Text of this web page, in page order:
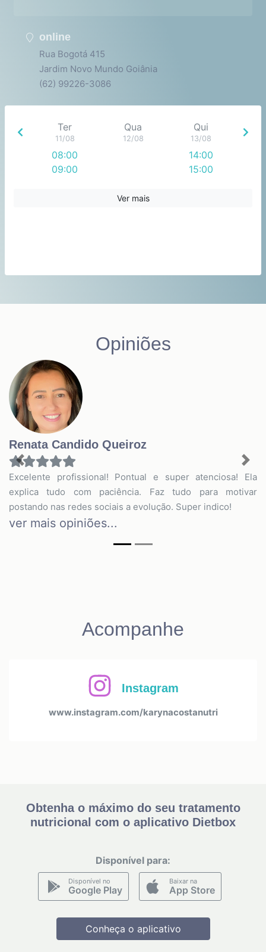
online
Rua Bogotá 415
Jardim Novo Mundo Goiânia
(62) 99226-3086
Ter
11/08
08:00
09:00
Qua
12/08
Qui
13/08
14:00
15:00
Ver mais
Opiniões
Renata Candido Queiroz
Excelente profissional! Pontual e super atenciosa! Ela
explica tudo com paciência. Faz tudo para motivar
postando nas redes sociais a evolução. Super indico!
ver mais opiniões...
Previous Next
Acompanhe
Instagram
www.instagram.com/karynacostanutri
Obtenha o máximo do seu tratamento
nutricional com o aplicativo Dietbox
Disponível para:
Disponível no
Google Play
Baixar na
App Store
Conheça o aplicativo